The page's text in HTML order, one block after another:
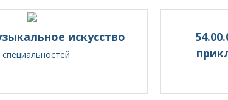
искусство
специальностей